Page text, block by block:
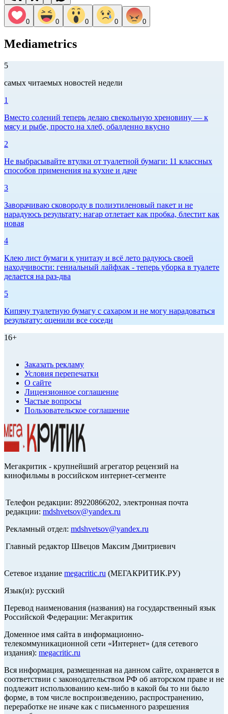
0 0 0 0 0
Mediametrics
5
самых читаемых новостей недели
1
Вместо солений теперь делаю свекольную хреновину — к
мясу и рыбе, просто на хлеб, обалденно вкусно
2
Не выбрасывайте втулки от туалетной бумаги: 11 классных
способов применения на кухне и даче
3
Заворачиваю сковороду в полиэтиленовый пакет и не
нарадуюсь результату: нагар отлетает как пробка, блестит как
новая
4
Клею лист бумаги к унитазу и всё лето радуюсь своей
находчивости: гениальный лайфхак - теперь уборка в туалете
делается на раз-два
5
Кипячу туалетную бумагу с сахаром и не могу нарадоваться
результату: оценили все соседи
16+
Заказать рекламу
Условия перепечатки
О сайте
Лицензионное соглашение
Частые вопросы
Пользовательское соглашение
Мегакритик - крупнейший агрегатор рецензий на
кинофильмы в российском интернет-сегменте
Телефон редакции: 89220866202, электронная почта
редакции: mdshvetsov@yandex.ru
Рекламный отдел: mdshvetsov@yandex.ru
Главный редактор Швецов Максим Дмитриевич
Сетевое издание megacritic.ru (МЕГАКРИТИК.РУ)
Язык(и): русский
Перевод наименования (названия) на государственный язык
Российской Федерации: Мегакритик
Доменное имя сайта в информационно-
телекоммуникационной сети «Интернет» (для сетевого
издания): megacritic.ru
Вся информация, размещенная на данном сайте, охраняется в
соответствии с законодательством РФ об авторском праве и не
подлежит использованию кем-либо в какой бы то ни было
форме, в том числе воспроизведению, распространению,
переработке не иначе как с письменного разрешения